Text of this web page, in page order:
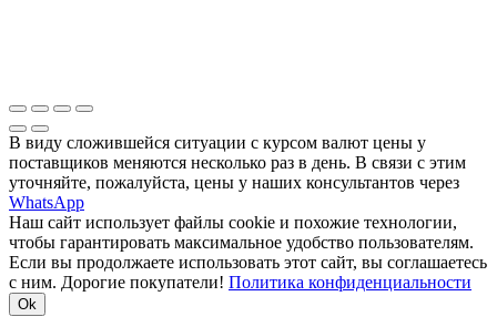
В виду сложившейся ситуации с курсом валют цены у
поставщиков меняются несколько раз в день. В связи с этим
уточняйте, пожалуйста, цены у наших консультантов через
WhatsApp
Наш сайт использует файлы cookie и похожие технологии,
чтобы гарантировать максимальное удобство пользователям.
Если вы продолжаете использовать этот сайт, вы соглашаетесь
с ним. Дорогие покупатели! Политика конфиденциальности
Ok